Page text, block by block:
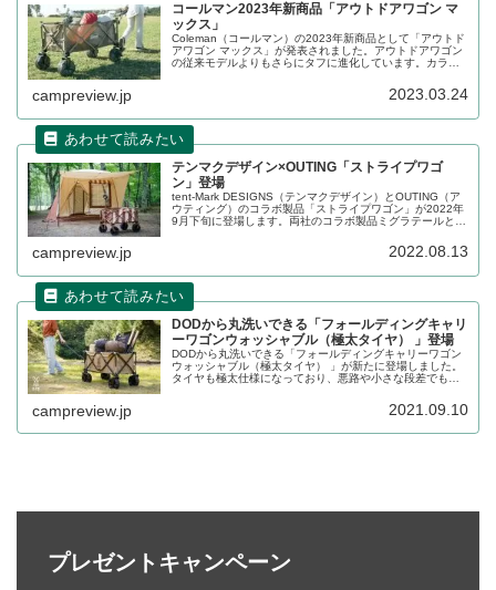
コールマン2023年新商品「アウトドアワゴン マ
ックス」
Coleman（コールマン）の2023年新商品として「アウトド
アワゴン マックス」が発表されました。アウトドアワゴン
の従来モデルよりもさらにタフに進化しています。カラー
campreview.jp 2023.03.24
テンマクデザイン×OUTING「ストライプワゴ
ン」登場
tent-Mark DESIGNS（テンマクデザイン）とOUTING（ア
ウティング）のコラボ製品「ストライプワゴン」が2022年
9月下旬に登場します。両社のコラボ製品ミグラテールとデ
campreview.jp 2022.08.13
DODから丸洗いできる「フォールディングキャリ
ーワゴンウォッシャブル（極太タイヤ） 」登場
DODから丸洗いできる「フォールディングキャリーワゴン
ウォッシャブル（極太タイヤ） 」が新たに登場しました。
タイヤも極太仕様になっており、悪路や小さな段差でも運
campreview.jp 2021.09.10
プレゼントキャンペーン